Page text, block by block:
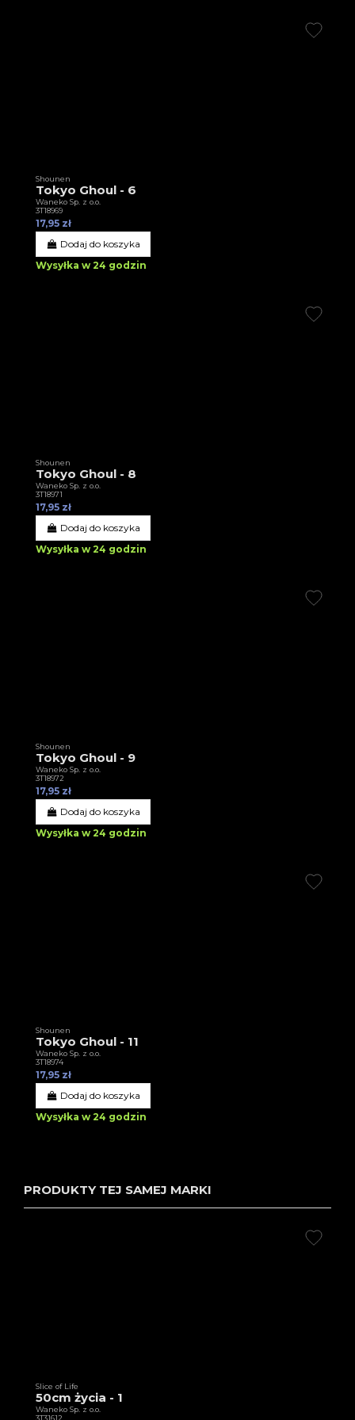
Shounen
Tokyo Ghoul - 6
Waneko Sp. z o.o.
3T18969
17,95 zł
Dodaj do koszyka
Wysyłka w 24 godzin
Shounen
Tokyo Ghoul - 8
Waneko Sp. z o.o.
3T18971
17,95 zł
Dodaj do koszyka
Wysyłka w 24 godzin
Shounen
Tokyo Ghoul - 9
Waneko Sp. z o.o.
3T18972
17,95 zł
Dodaj do koszyka
Wysyłka w 24 godzin
Shounen
Tokyo Ghoul - 11
Waneko Sp. z o.o.
3T18974
17,95 zł
Dodaj do koszyka
Wysyłka w 24 godzin
PRODUKTY TEJ SAMEJ MARKI
Slice of Life
50cm życia - 1
Waneko Sp. z o.o.